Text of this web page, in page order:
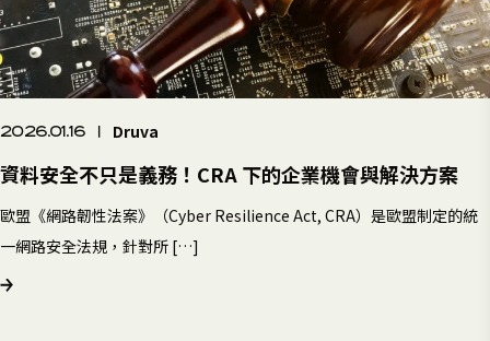
2026.01.16 Druva
資料安全不只是義務！CRA 下的企業機會與解決方案
歐盟《網路韌性法案》（Cyber Resilience Act, CRA）是歐盟制定的統
一網路安全法規，針對所 […]